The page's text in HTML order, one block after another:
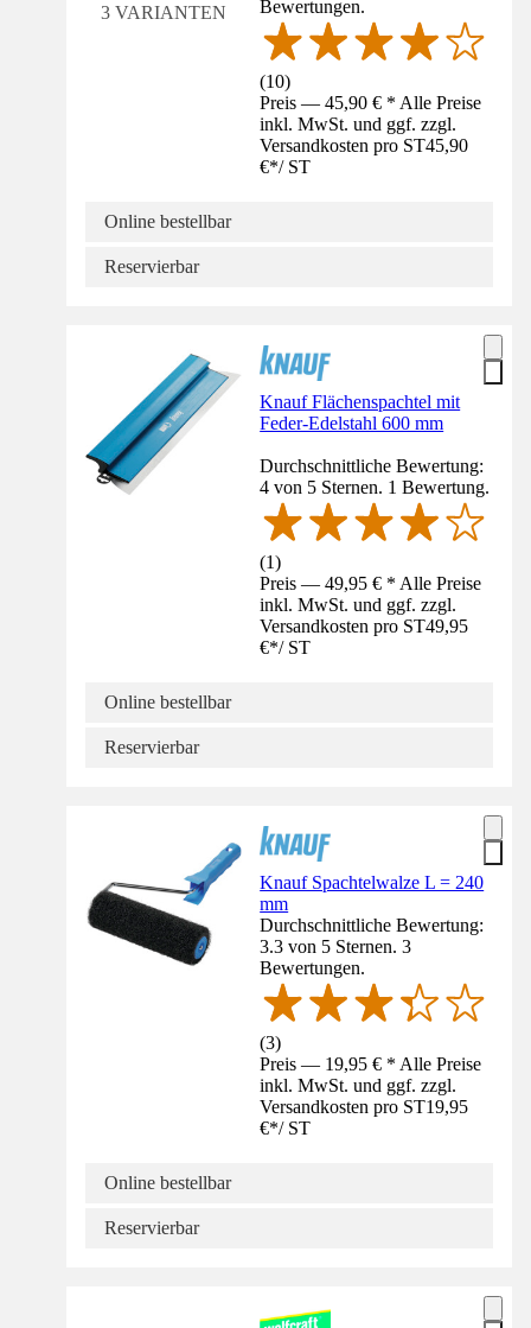
3 VARIANTEN Bewertungen.
(10)
Preis — 45,90 € * Alle Preise
inkl. MwSt. und ggf. zzgl.
Versandkosten pro ST45,90
€*/ ST
Online bestellbar
Reservierbar
Knauf Flächenspachtel mit
Feder-Edelstahl 600 mm
Durchschnittliche Bewertung:
4 von 5 Sternen. 1 Bewertung.
(1)
Preis — 49,95 € * Alle Preise
inkl. MwSt. und ggf. zzgl.
Versandkosten pro ST49,95
€*/ ST
Online bestellbar
Reservierbar
Knauf Spachtelwalze L = 240
mm
Durchschnittliche Bewertung:
3.3 von 5 Sternen. 3
Bewertungen.
(3)
Preis — 19,95 € * Alle Preise
inkl. MwSt. und ggf. zzgl.
Versandkosten pro ST19,95
€*/ ST
Online bestellbar
Reservierbar